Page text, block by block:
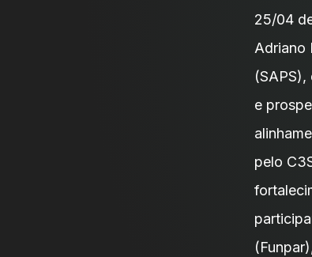
25/04
Adriano
e
pelo